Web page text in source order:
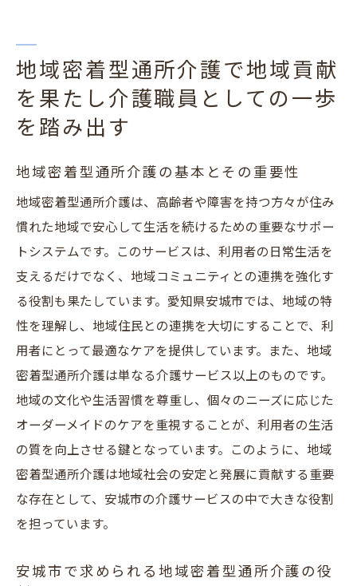
地域への貢献が実感できる地域密着型通所
介護の魅力
現場での経験が地域密着型通所介護職員と
地域密着型通所介護での初めての一歩を円
滑に踏み出す方法
安城市で地域密着型通所介護の求人情報を探し
介護職員としての未来を描く
安城市での地域密着型通所介護の求人動向
とは
地域密着型通所介護の求人情報を効率的に
探す方法
求人選びで重視すべき地域密着型通所介護
のポイント
地域密着型通所介護の職場環境を知るため
ックリスト
地域密着型通所介護で地域貢献
を果たし介護職員としての一歩
を踏み出す
地域密着型通所介護の基本とその重要性
地域密着型通所介護は、高齢者や障害を持つ方々が住み
慣れた地域で安心して生活を続けるための重要なサポー
トシステムです。このサービスは、利用者の日常生活を
支えるだけでなく、地域コミュニティとの連携を強化す
る役割も果たしています。愛知県安城市では、地域の特
性を理解し、地域住民との連携を大切にすることで、利
用者にとって最適なケアを提供しています。また、地域
密着型通所介護は単なる介護サービス以上のものです。
地域の文化や生活習慣を尊重し、個々のニーズに応じた
オーダーメイドのケアを重視することが、利用者の生活
の質を向上させる鍵となっています。このように、地域
密着型通所介護は地域社会の安定と発展に貢献する重要
な存在として、安城市の介護サービスの中で大きな役割
を担っています。
安城市で求められる地域密着型通所介護の役